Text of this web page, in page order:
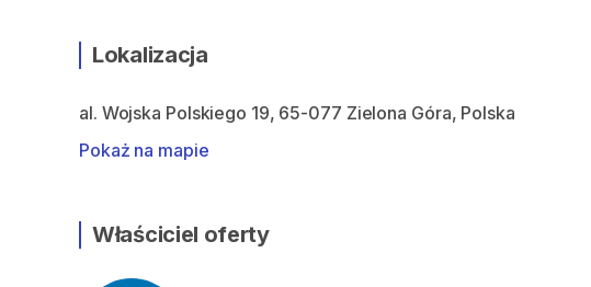
Lokalizacja
al. Wojska Polskiego 19, 65-077 Zielona Góra, Polska
Pokaż na mapie
Właściciel oferty